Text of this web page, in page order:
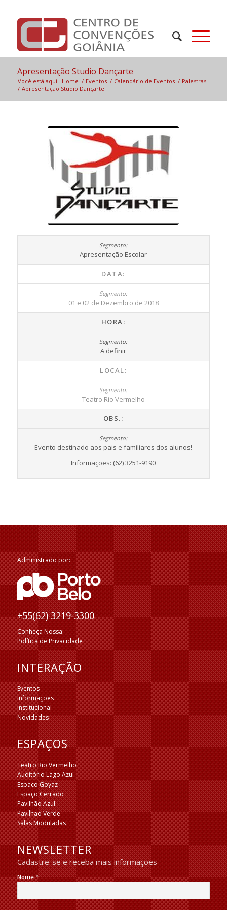
Apresentação Studio Dançarte
Você está aqui: Home / Eventos / Calendário de Eventos / Palestras
/ Apresentação Studio Dançarte
Apresentação Escolar
DATA:
01 e 02 de Dezembro de 2018
HORA:
A definir
LOCAL:
Teatro Rio Vermelho
OBS.:
Evento destinado aos pais e familiares dos alunos!
Informações: (62) 3251-9190
Administrado por:
+55(62) 3219-3300
Conheça Nossa:
Política de Privacidade
INTERAÇÃO
Eventos
Informações
Institucional
Novidades
ESPAÇOS
Teatro Rio Vermelho
Auditório Lago Azul
Espaço Goyaz
Espaço Cerrado
Pavilhão Azul
Pavilhão Verde
Salas Moduladas
NEWSLETTER
Cadastre-se e receba mais informações
Nome*